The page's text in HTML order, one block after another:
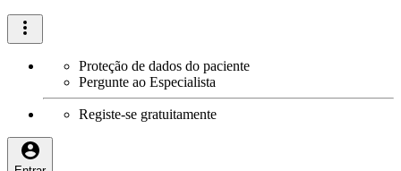
Proteção de dados do paciente
Pergunte ao Especialista
Registe-se gratuitamente